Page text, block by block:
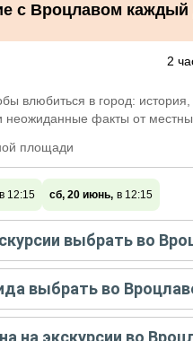
с Вроцлавом каждый
2
влюбиться в город: история,
неожиданные факты от
площади
в 12:15 сб, 20 июнь, в 12:15
выбрать во
экскурсииво
с Вроцлавом каждый
путешествие по Вроцлаву
выбрать во
во Вроцлавепо
на экскурсии во